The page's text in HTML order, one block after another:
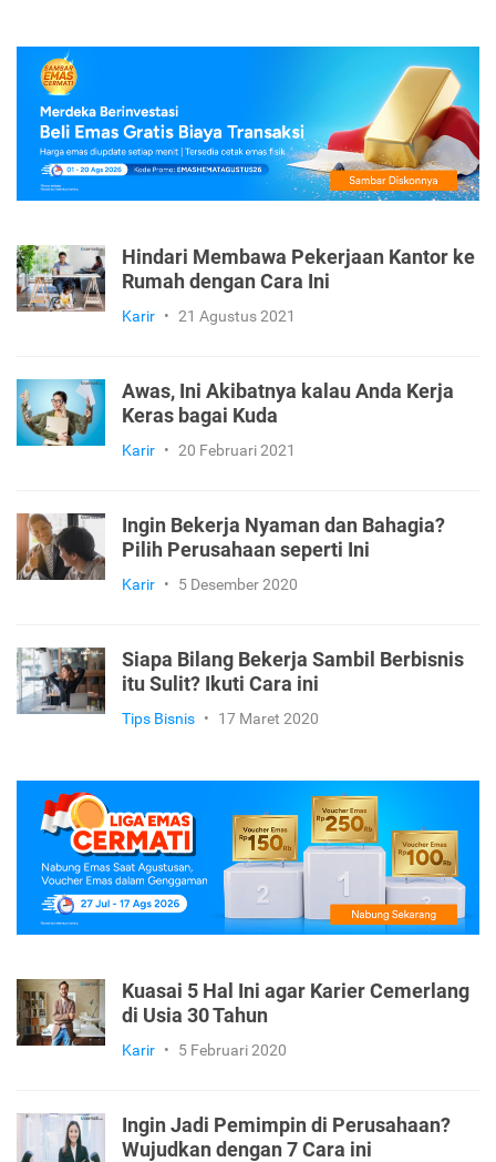
Hindari Membawa Pekerjaan Kantor ke
Rumah dengan Cara Ini
Karir • 21 Agustus 2021
Awas, Ini Akibatnya kalau Anda Kerja
Keras bagai Kuda
Karir • 20 Februari 2021
Ingin Bekerja Nyaman dan Bahagia?
Pilih Perusahaan seperti Ini
Karir • 5 Desember 2020
Siapa Bilang Bekerja Sambil Berbisnis
itu Sulit? Ikuti Cara ini
Tips Bisnis • 17 Maret 2020
Kuasai 5 Hal Ini agar Karier Cemerlang
di Usia 30 Tahun
Karir • 5 Februari 2020
Ingin Jadi Pemimpin di Perusahaan?
Wujudkan dengan 7 Cara ini